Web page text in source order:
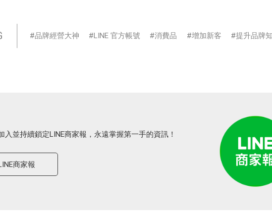
品牌經營大神 LINE 官方帳號 消費品 增加新客 提升品牌
入並持續鎖定LINE商家報，永遠掌握第一手的資訊！
商家報